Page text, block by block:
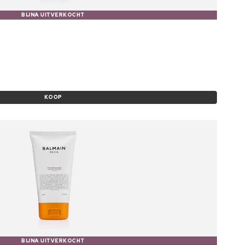
BIJNA UITVERKOCHT
KOOP
BIJNA UITVERKOCHT